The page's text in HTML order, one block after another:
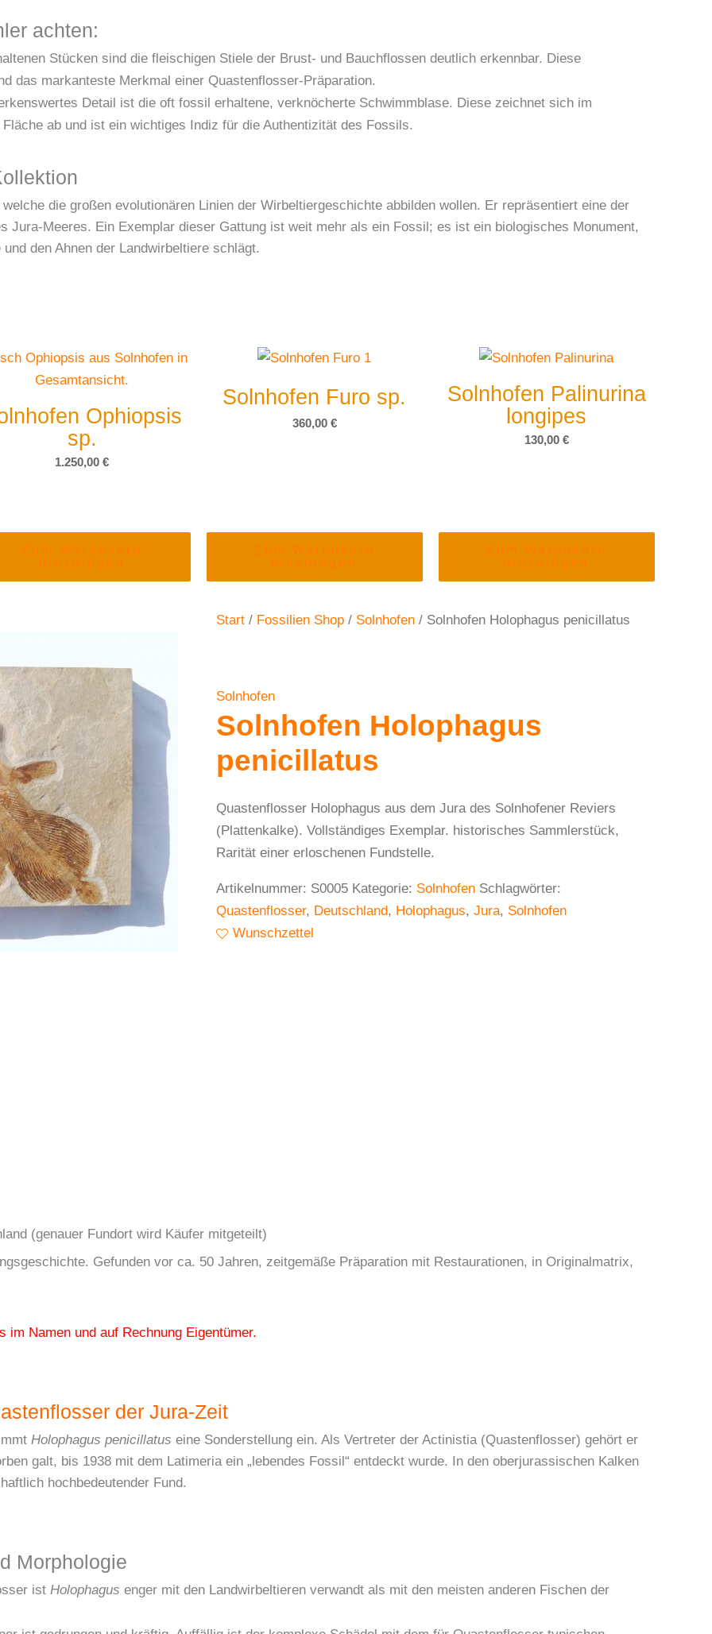
achten:
Stücken sind die fleischigen Stiele der Brust- und Bauchflossen deutlich erkennbar. Diese
das markanteste Merkmal einer Quastenflosser-Präparation.
Detail ist die oft fossil erhaltene, verknöcherte Schwimmblase. Diese zeichnet sich im
ab und ist ein wichtiges Indiz für die Authentizität des Fossils.
die großen evolutionären Linien der Wirbeltiergeschichte abbilden wollen. Er repräsentiert eine der
Jura-Meeres. Ein Exemplar dieser Gattung ist weit mehr als ein Fossil; es ist ein biologisches Monument,
den Ahnen der Landwirbeltiere schlägt.
Ophiopsis
sp.
1.250,00€
Solnhofen Furo sp.
360,00 €
Solnhofen Palinurina
longipes
130,00 €
Start / Fossilien Shop / Solnhofen / Solnhofen Holophagus penicillatus
Solnhofen
Solnhofen Holophagus
penicillatus
Quastenflosser Holophagus aus dem Jura des Solnhofener Reviers
(Plattenkalke). Vollständiges Exemplar. historisches Sammlerstück,
Rarität einer erloschenen Fundstelle.
Artikelnummer: S0005 Kategorie: Solnhofen Schlagwörter:
Quastenflosser, Deutschland, Holophagus, Jura, Solnhofen
Wunschzettel
(genauer Fundort wird Käufer mitgeteilt)
Gefunden vor ca. 50 Jahren, zeitgemäße Präparation mit Restaurationen, in Originalmatrix,
Namen und auf Rechnung Eigentümer.
der Jura-Zeit
Holophagus penicillatus eine Sonderstellung ein. Als Vertreter der Actinistia (Quastenflosser) gehört er
galt, bis 1938 mit dem Latimeria ein „lebendes Fossil“ entdeckt wurde. In den oberjurassischen Kalken
hochbedeutender Fund.
Morphologie
ist Holophagus enger mit den Landwirbeltieren verwandt als mit den meisten anderen Fischen der